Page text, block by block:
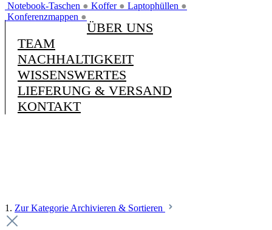
Notebook-Taschen ● Koffer ● Laptophüllen ●
Konferenzmappen ●
ÜBER UNS
TEAM
NACHHALTIGKEIT
WISSENSWERTES
LIEFERUNG & VERSAND
KONTAKT
1. Zur Kategorie Archivieren & Sortieren